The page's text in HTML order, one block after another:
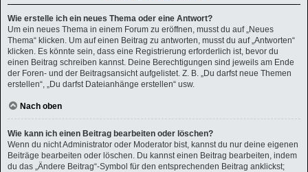
Wie erstelle ich ein neues Thema oder eine Antwort?
Um ein neues Thema in einem Forum zu eröffnen, musst du auf „Neues
Thema“ klicken. Um auf einen Beitrag zu antworten, musst du auf „Antworten“
klicken. Es könnte sein, dass eine Registrierung erforderlich ist, bevor du
einen Beitrag schreiben kannst. Deine Berechtigungen sind jeweils am Ende
der Foren- und der Beitragsansicht aufgelistet. Z. B. „Du darfst neue Themen
erstellen“, „Du darfst Dateianhänge erstellen“ usw.
Nach oben
Wie kann ich einen Beitrag bearbeiten oder löschen?
Wenn du nicht Administrator oder Moderator bist, kannst du nur deine eigenen
Beiträge bearbeiten oder löschen. Du kannst einen Beitrag bearbeiten, indem
du das „Ändere Beitrag“-Symbol für den entsprechenden Beitrag anklickst;